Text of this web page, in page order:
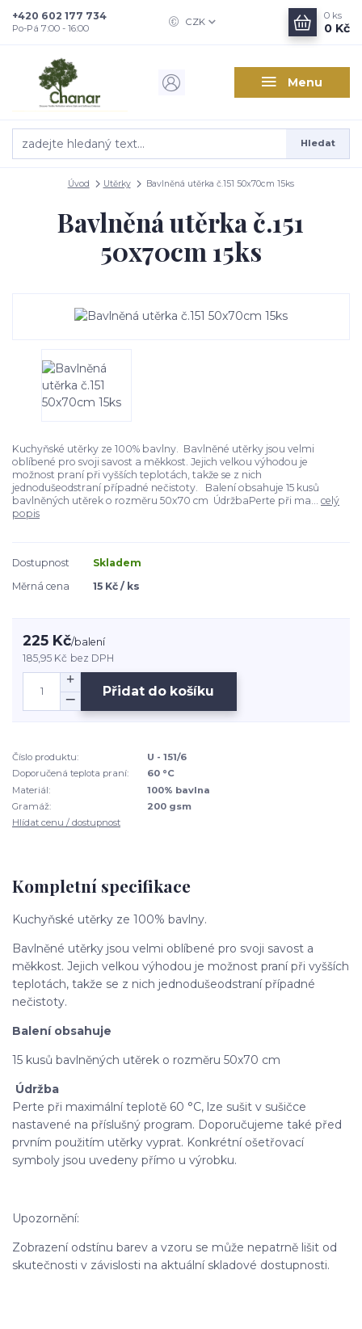
Menu
CZK
Hledat
+420 602 177 734
Po-Pá 7:00 - 16:00
0 ks
0 Kč
Úvod Utěrky Bavlněná utěrka č.151 50x70cm 15ks
Bavlněná utěrka č.151
50x70cm 15ks
Kuchyňské utěrky ze 100% bavlny. Bavlněné utěrky jsou velmi
oblíbené pro svoji savost a měkkost. Jejich velkou výhodou je
možnost praní při vyšších teplotách, takže se z nich
jednodušeodstraní případné nečistoty. Balení obsahuje 15 kusů
bavlněných utěrek o rozměru 50x70 cm ÚdržbaPerte při ma... celý
popis
Dostupnost
Skladem
Měrná cena
15 Kč / ks
225 Kč/balení
185,95 Kč bez DPH
Přidat do košíku
Číslo produktu:
U - 151/6
Doporučená teplota praní:
60 °C
Materiál:
100% bavlna
Gramáž:
200 gsm
Hlídat cenu / dostupnost
Kompletní specifikace
Kuchyňské utěrky ze 100% bavlny.
Bavlněné utěrky jsou velmi oblíbené pro svoji savost a
měkkost. Jejich velkou výhodou je možnost praní při vyšších
teplotách, takže se z nich jednodušeodstraní případné
nečistoty.
Balení obsahuje
15 kusů bavlněných utěrek o rozměru 50x70 cm
Údržba
Perte při maximální teplotě 60 °C, lze sušit v sušičce
nastavené na příslušný program. Doporučujeme také před
prvním použitím utěrky vyprat. Konkrétní ošetřovací
symboly jsou uvedeny přímo u výrobku.
Upozornění:
Zobrazení odstínu barev a vzoru se může nepatrně lišit od
skutečnosti v závislosti na aktuální skladové dostupnosti.